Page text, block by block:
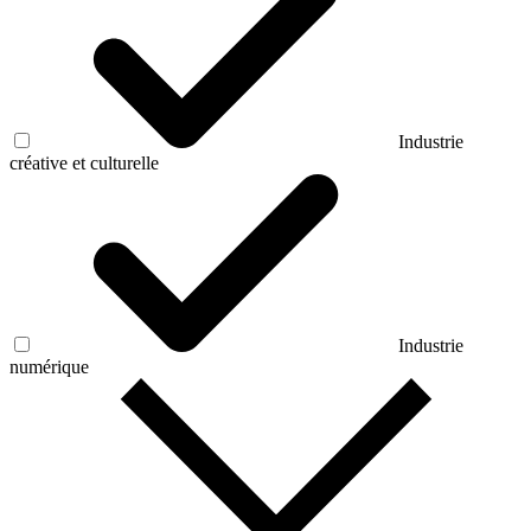
Industrie
créative et culturelle
Industrie
numérique